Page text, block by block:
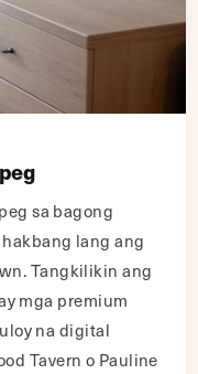
sa bagong
lang ang
Tangkilikin ang
mga premium
na digital
Tavern o Pauline